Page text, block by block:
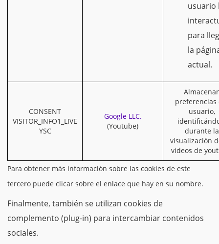
usuario
para
la
actual.
CONSENT
VISITOR_INFO1_LIVE
YSC
Google LLC.
(Youtube)
preferencias
usuario,
durante la
visualización
videos de
Para obtener más información sobre las cookies de este
tercero puede clicar sobre el enlace que hay en su nombre.
Finalmente, también se utilizan cookies de
complemento (plug-in) para intercambiar contenidos
sociales.